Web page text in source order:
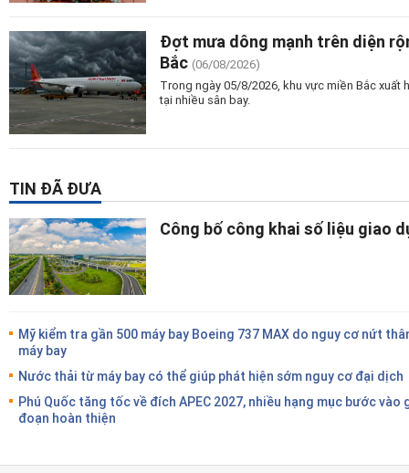
Đợt mưa dông mạnh trên diện
Bắc (06/08/2026)
Trong ngày 05/8/2026, khu vực miền Bắc
tại nhiều sân bay.
TIN ĐÃ ĐƯA
Công bố công khai số liệu giao
Mỹ kiểm tra gần 500 máy bay Boeing 737 MAX do nguy cơ nứt
máy bay
Nước thải từ máy bay có thể giúp phát hiện sớm nguy cơ đại dịch
Phú Quốc tăng tốc về đích APEC 2027, nhiều hạng mục bước vào
đoạn hoàn thiện